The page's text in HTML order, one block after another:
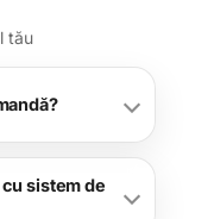
tău
sistem de